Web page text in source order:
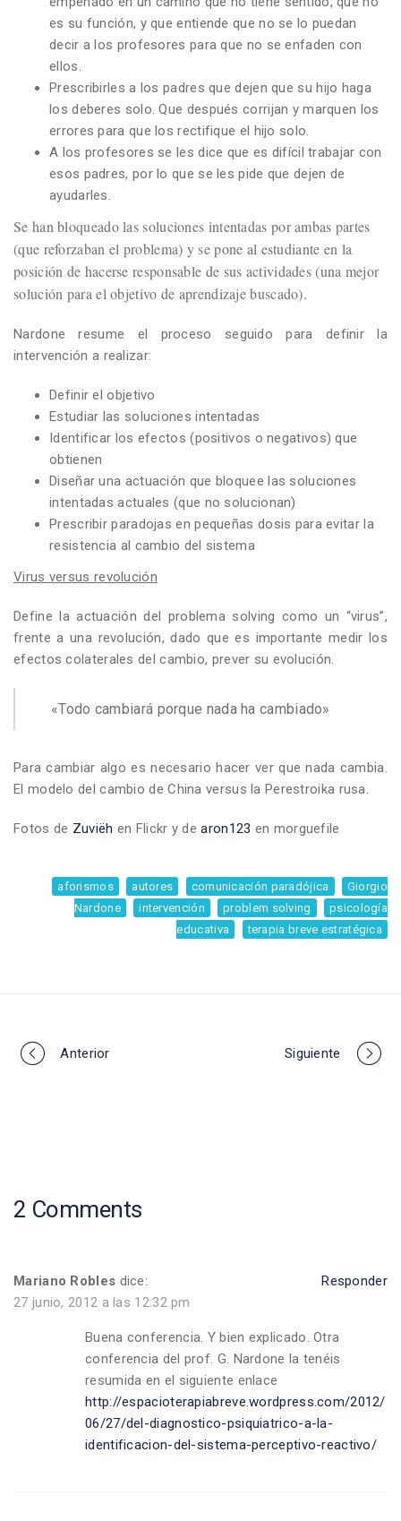
es su función, y que entiende que no se lo puedan
decir a los profesores para que no se enfaden con
ellos.
Prescribirles a los padres que dejen que su hijo haga
los deberes solo. Que después corrijan y marquen los
errores para que los rectifique el hijo solo.
A los profesores se les dice que es difícil trabajar con
esos padres, por lo que se les pide que dejen de
ayudarles.
Se han bloqueado las soluciones intentadas por ambas partes
(que reforzaban el problema) y se pone al estudiante en la
posición de hacerse responsable de sus actividades (una mejor
solución para el objetivo de aprendizaje buscado).
Nardone resume el proceso seguido para definir la
intervención a realizar:
Definir el objetivo
Estudiar las soluciones intentadas
Identificar los efectos (positivos o negativos) que
obtienen
Diseñar una actuación que bloquee las soluciones
intentadas actuales (que no solucionan)
Prescribir paradojas en pequeñas dosis para evitar la
resistencia al cambio del sistema
Virus versus revolución
Define la actuación del problema solving como un “virus”,
frente a una revolución, dado que es importante medir los
efectos colaterales del cambio, prever su evolución.
«Todo cambiará porque nada ha cambiado»
Para cambiar algo es necesario hacer ver que nada cambia.
El modelo del cambio de China versus la Perestroika rusa.
Fotos de Zuviëh en Flickr y dearon123 en morguefile
aforismos autores comunicación paradójica
Giorgio
Nardone
intervención problem solving
psicología
educativa
terapia breve estratégica
Portfolio
Anterior Siguiente
2 Comments
Mariano Robles dice:
27 junio, 2012 a las 12:32 pm
Buena conferencia. Y bien explicado. Otra
conferencia del prof. G. Nardone la tenéis
resumida en el siguiente enlace
http://espacioterapiabreve.wordpress.com/2012/
06/27/del-diagnostico-psiquiatrico-a-la-
identificacion-del-sistema-perceptivo-reactivo/
Responder